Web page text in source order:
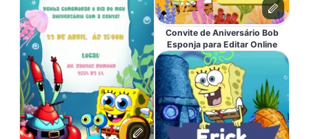
Convite de Aniversário Bob
Esponja para Editar Online